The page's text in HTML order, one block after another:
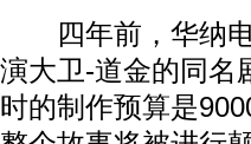
四年前，华纳电
演大卫-道金的同名
时的制作预算是